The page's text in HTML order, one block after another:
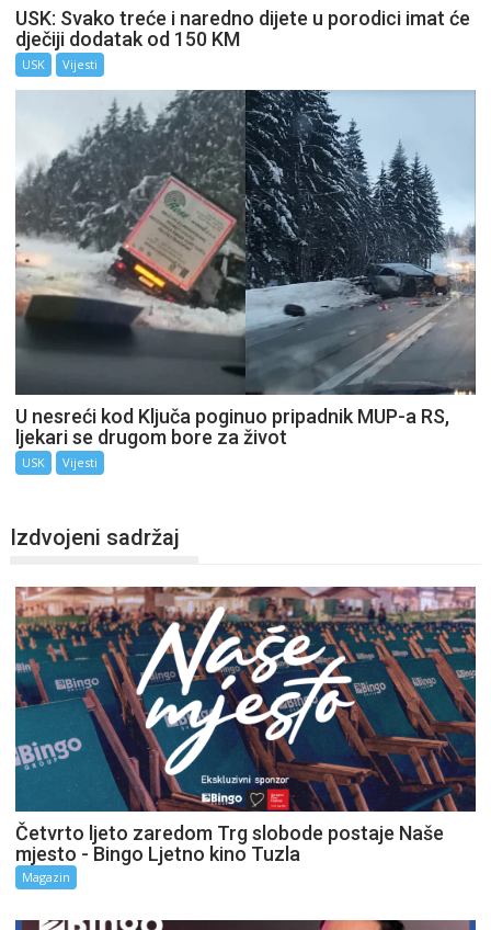
USK: Svako treće i naredno dijete u porodici imat će
dječiji dodatak od 150 KM
USK Vijesti
U nesreći kod Ključa poginuo pripadnik MUP-a RS,
ljekari se drugom bore za život
USK Vijesti
Izdvojeni sadržaj
Četvrto ljeto zaredom Trg slobode postaje Naše
mjesto - Bingo Ljetno kino Tuzla
Magazin